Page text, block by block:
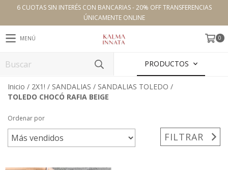
6 CUOTAS SIN INTERÉS CON BANCARIAS - 20% OFF TRANSFERENCIAS
ÚNICAMENTE ONLINE
MENÚ 0
PRODUCTOS
Inicio / 2X1! / SANDALIAS / SANDALIAS TOLEDO /
TOLEDO CHOCÓ RAFIA BEIGE
Ordenar por
FILTRAR